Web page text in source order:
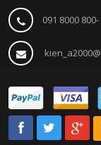
091 8000